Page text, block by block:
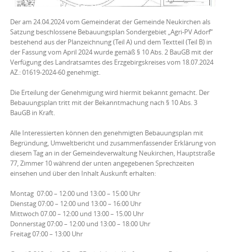
Der am 24.04.2024 vom Gemeinderat der Gemeinde Neukirchen als
Satzung beschlossene Bebauungsplan Sondergebiet „Agri-PV Adorf“
bestehend aus der Planzeichnung (Teil A) und dem Textteil (Teil B) in
der Fassung vom April 2024 wurde gemäß § 10 Abs. 2 BauGB mit der
Verfügung des Landratsamtes des Erzgebirgskreises vom 18.07.2024
AZ.: 01619-2024-60 genehmigt.
Die Erteilung der Genehmigung wird hiermit bekannt gemacht. Der
Bebauungsplan tritt mit der Bekanntmachung nach § 10 Abs. 3
BauGB in Kraft.
Alle Interessierten können den genehmigten Bebauungsplan mit
Begründung, Umweltbericht und zusammenfassender Erklärung von
diesem Tag an in der Gemeindeverwaltung Neukirchen, Hauptstraße
77, Zimmer 10 während der unten angegebenen Sprechzeiten
einsehen und über den Inhalt Auskunft erhalten:
Montag 07:00 – 12:00 und 13:00 – 15:00 Uhr
Dienstag 07:00 – 12:00 und 13:00 – 16:00 Uhr
Mittwoch 07.00 – 12:00 und 13:00 – 15.00 Uhr
Donnerstag 07:00 – 12:00 und 13:00 – 18:00 Uhr
Freitag 07:00 – 13:00 Uhr